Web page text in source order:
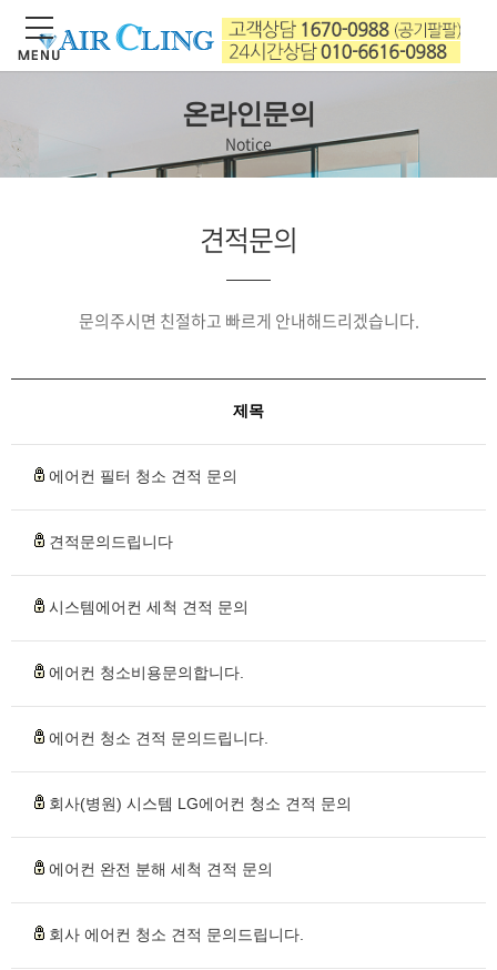
온라인문의
Notice
견적문의
문의주시면 친절하고 빠르게 안내해드리겠습니다.
제목
에어컨 필터 청소 견적 문의
견적문의드립니다
시스템에어컨 세척 견적 문의
에어컨 청소비용문의합니다.
에어컨 청소 견적 문의드립니다.
회사(병원) 시스템 LG에어컨 청소 견적 문의
에어컨 완전 분해 세척 견적 문의
회사 에어컨 청소 견적 문의드립니다.